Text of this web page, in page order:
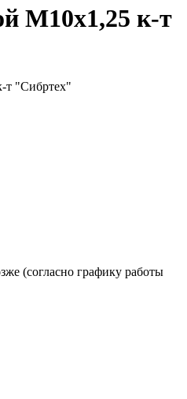
М10х1,25 к-т
(согласно графику работы